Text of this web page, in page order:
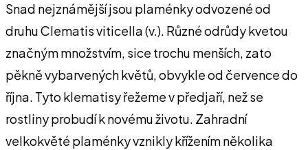
Snad nejznámější jsou plaménky odvozené od
druhu Clematis viticella (v.). Různé odrůdy kvetou
značným množstvím, sice trochu menších, zato
pěkně vybarvených květů, obvykle od července do
října. Tyto klematisy řežeme v předjaří, než se
rostliny probudí k novému životu. Zahradní
velkokvěté plaménky vznikly křížením několika